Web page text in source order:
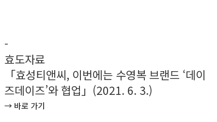
-
효도자료
「효성티앤씨, 이번에는 수영복 브랜드 ‘데이
즈데이즈’와 협업」(2021. 6. 3.)
→ 바로 가기